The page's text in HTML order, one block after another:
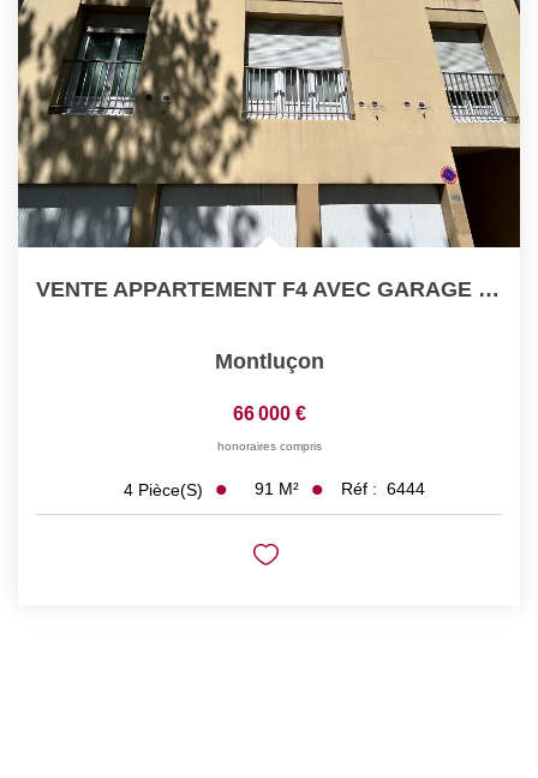
Nos Actualités
CONTACT
VENTE APPARTEMENT F4 AVEC GARAGE ET PARKING PRIVATIF !!!...
Montluçon
66 000 €
honoraires compris
4 Pièce(s) 91 M² Réf : 6444